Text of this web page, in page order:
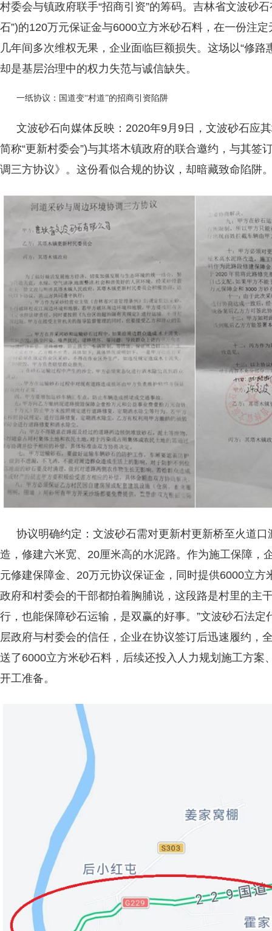
村委会与镇政府联手“招商引资”的筹码。吉林省文波砂
石”)的120万元保证金与6000立方米砂石料，在一份注定
几年间多次维权无果，企业面临巨额损失。这场以“修路
却是基层治理中的权力失范与诚信缺失。
一纸协议：国道变“村道”的招商引资陷阱
文波砂石向媒体反映：2020年9月9日，文波砂石应
简称“更新村委会”)与其塔木镇政府的联合邀约，与其签
调三方协议》。这份看似合规的协议，却暗藏致命陷阱
协议明确约定：文波砂石需对更新村更新桥至火道
造，修建六米宽、20厘米高的水泥路。作为施工保障，
元修建保障金、20万元协议保证金，同时提供6000立方
政府和村委会的干部都拍着胸脯说，这段路是村里的主
行，也能保障砂石运输，是双赢的好事。”文波砂石法
层政府与村委会的信任，企业在协议签订后迅速履约，
送了6000立方米砂石料，后续还投入人力规划施工方案
开工准备。